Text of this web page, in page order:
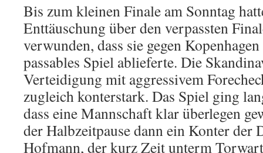
Bis zum kleinen Finale am Sonntag
Enttäuschung über den verpassten
verwunden, dass sie gegen
passables Spiel ablieferte. Die
Verteidigung mit aggressivem
zugleich konterstark. Das Spiel ging
dass eine Mannschaft klar überlegen
der Halbzeitpause dann ein Konter der
Hofmann, der kurz Zeit unterm